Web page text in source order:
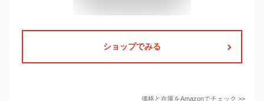
ショップでみる
価格と在庫をAmazonでチェック >>